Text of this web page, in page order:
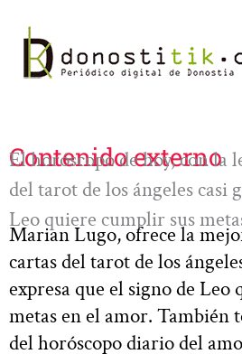
contenido
Contenido externo
El horóscopo de hoy, con la
del tarot de los ángeles casi
Leo quiere cumplir sus
Marian Lugo, ofrece la
cartas del tarot de los
expresa que el signo de
metas en el amor. También
del horóscopo diario del